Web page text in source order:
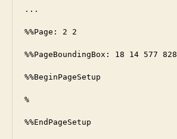
...
%%Page: 2 2
%%PageBoundingBox: 18 14 577 828
%%BeginPageSetup
%
%%EndPageSetup